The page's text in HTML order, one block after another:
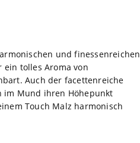
und finessenreichen
tolles Aroma von
Auch der facettenreiche
im Mund ihren Höhepunkt
Touch Malz harmonisch